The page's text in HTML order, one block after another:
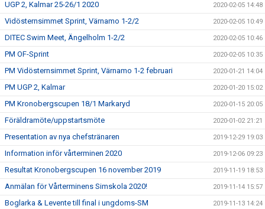
UGP 2, Kalmar 25-26/1 2020 2020-02-05 14:48
Vidösternsimmet Sprint, Värnamo 1-2/2 2020-02-05 10:49
DITEC Swim Meet, Ängelholm 1-2/2 2020-02-05 10:46
PM OF-Sprint 2020-02-05 10:35
PM Vidösternsimmet Sprint, Värnamo 1-2 februari 2020-01-21 14:04
PM UGP 2, Kalmar 2020-01-20 15:02
PM Kronobergscupen 18/1 Markaryd 2020-01-15 20:05
Föräldramöte/uppstartsmöte 2020-01-02 21:21
Presentation av nya chefstränaren 2019-12-29 19:03
Information inför vårterminen 2020 2019-12-06 09:23
Resultat Kronobergscupen 16 november 2019 2019-11-19 18:53
Anmälan för Vårterminens Simskola 2020! 2019-11-14 15:57
Boglarka & Levente till final i ungdoms-SM 2019-11-13 14:24